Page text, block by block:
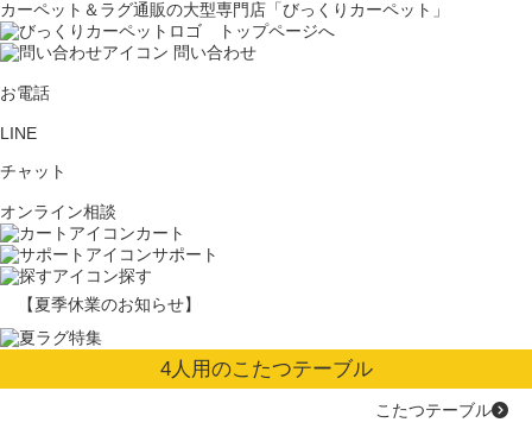
カーペット＆ラグ通販の大型専門店「びっくりカーペット」
問い合わせ
お電話
LINE
チャット
オンライン相談
カート
サポート
探す
【夏季休業のお知らせ】
4人用のこたつテーブル
こたつテーブル